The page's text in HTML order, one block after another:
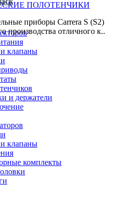
ПОЛОТЕНЧИКИ
клапаны
и держатели
клапаны
комплекты
приборы Carrera S (S2)
производства отличного к..